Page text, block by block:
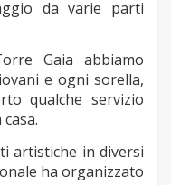
da varie parti
Gaia abbiamo
e ogni sorella,
qualche servizio
artistiche in diversi
ha organizzato